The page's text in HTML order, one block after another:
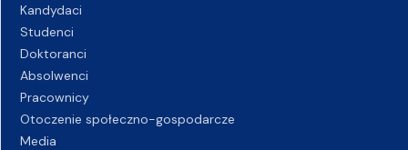
Kandydaci
Studenci
Doktoranci
Absolwenci
Pracownicy
Otoczenie społeczno-gospodarcze
Media